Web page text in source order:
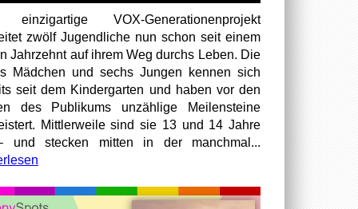
einzigartige VOX-Generationenprojekt
zwölf Jugendliche nun schon seit einem
Jahrzehnt auf ihrem Weg durchs Leben. Die
Mädchen und sechs Jungen kennen sich
seit dem Kindergarten und haben vor den
des Publikums unzählige Meilensteine
Mittlerweile sind sie 13 und 14 Jahre
und stecken mitten in der manchmal...